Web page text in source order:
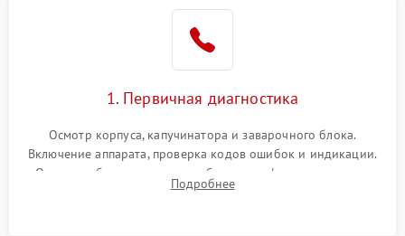
1. Первичная диагностика
Осмотр корпуса, капучинатора и заварочного блока.
Включение аппарата, проверка кодов ошибок и индикации.
Оценка работы помпы, термоблока и кофемолки на слух.
Измерение температуры и давления воды для выявления
Подробнее